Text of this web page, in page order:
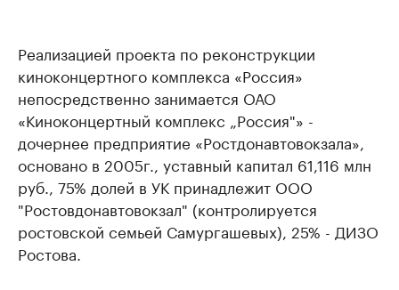
Реализацией проекта по реконструкции
киноконцертного комплекса «Россия»
непосредственно занимается ОАО
«Киноконцертный комплекс „Россия"» -
дочернее предприятие «Ростдонавтовокзала»,
основано в 2005г., уставный капитал 61,116 млн
руб., 75% долей в УК принадлежит ООО
"Ростовдонавтовокзал" (контролируется
ростовской семьей Самургашевых), 25% - ДИЗО
Ростова.